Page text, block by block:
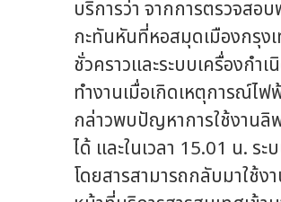
บริการว่า จากการตรวจสอ
กะทันหันที่หอสมุดเมืองกรุง
ชั่วคราวและระบบเครื่องกำ
ทำงานเมื่อเกิดเหตุการณ์ไฟ
กล่าวพบปัญหาการใช้งานลิ
ได้ และในเวลา 15.01 น. ร
โดยสารสามารถกลับมาใช้ง